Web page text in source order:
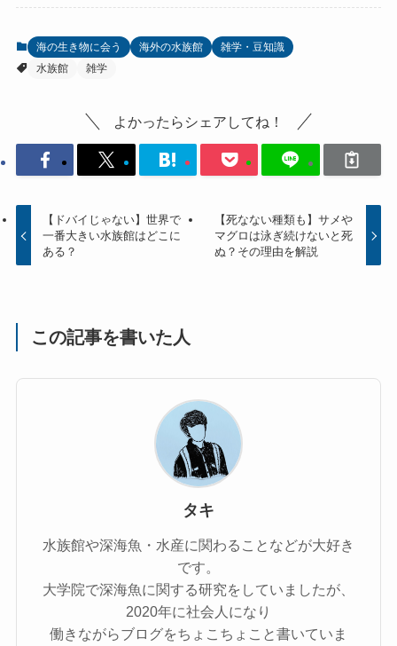
海の生き物に会う 海外の水族館
雑学・豆知識
水族館
雑学
よかったらシェアしてね！
【ドバイじゃない】世界で
一番大きい水族館はどこに
ある？
【死なない種類も】サメや
マグロは泳ぎ続けないと死
ぬ？その理由を解説
この記事を書いた人
タキ
水族館や深海魚・水産に関わることなどが大好き
です。
大学院で深海魚に関する研究をしていましたが、
2020年に社会人になり
働きながらブログをちょこちょこと書いていま